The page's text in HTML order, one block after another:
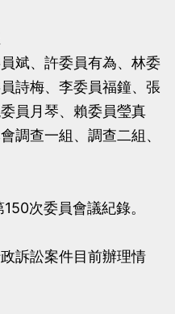
當
黨
產
委
會
不
當
黨
產
委
會
斌、許委員有為、林委
詩梅、李委員福鐘、張
員月琴、賴委員瑩真
調查一組、調查二組、
次委員會議紀錄。
訴訟案件目前辦理情